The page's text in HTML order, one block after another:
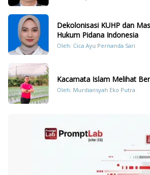
Dekolonisasi KUHP dan
Hukum Pidana Indonesia
Oleh: Cica Ayu Pernanda Sari
Kacamata Islam Melihat
Oleh: Murdiansyah Eko Putra